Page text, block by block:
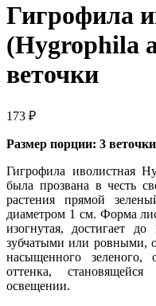
Гигрофила
(Hygrophila
веточки
173 ₽
Размер порции: 3
Гигрофила иволистная
была прозвана в честь
растения прямой
диаметром 1 см. Форма
изогнутая, достигает
зубчатыми или ровными,
насыщенного зеленого,
оттенка,
освещении.